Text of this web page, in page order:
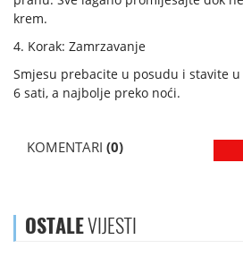
krem.
4. Korak: Zamrzavanje
Smjesu prebacite u posudu i stavite
6 sati, a najbolje preko noći.
KOMENTARI (0)
OSTALEVIJESTI